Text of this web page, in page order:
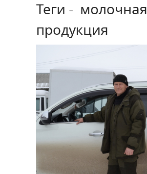
Теги - молочная
продукция